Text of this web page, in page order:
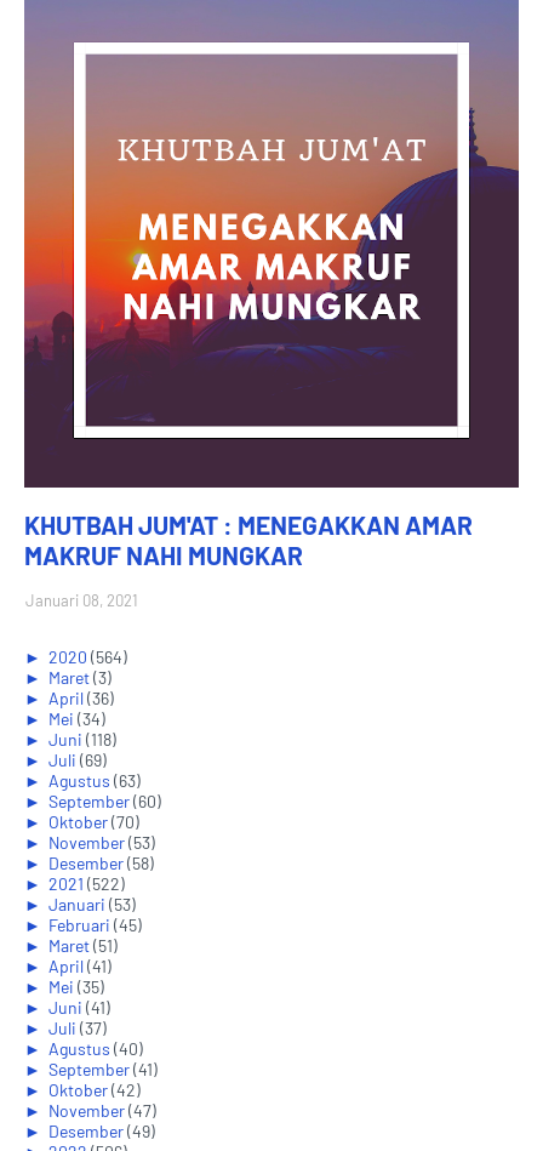
KHUTBAH JUM'AT : MENEGAKKAN AMAR
MAKRUF NAHI MUNGKAR
Januari 08, 2021
► 2020 (564)
► Maret(3)
► April(36)
► Mei (34)
► Juni (118)
► Juli (69)
► Agustus (63)
► September(60)
► Oktober(70)
► November(53)
► Desember(58)
► 2021 (522)
► Januari (53)
► Februari (45)
► Maret(51)
► April(41)
► Mei (35)
► Juni (41)
► Juli (37)
► Agustus (40)
► September(41)
► Oktober(42)
► November(47)
► Desember(49)